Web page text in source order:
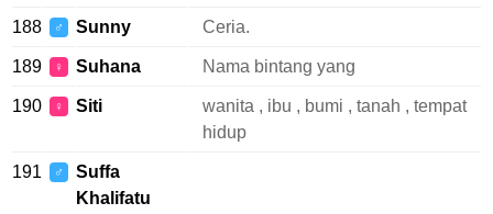
188 ♂ Sunny Ceria.
189 ♀ Suhana Nama bintang yang
190 ♀ Siti
wanita , ibu , bumi , tanah , tempat
hidup
191 ♂
Suffa
Khalifatu